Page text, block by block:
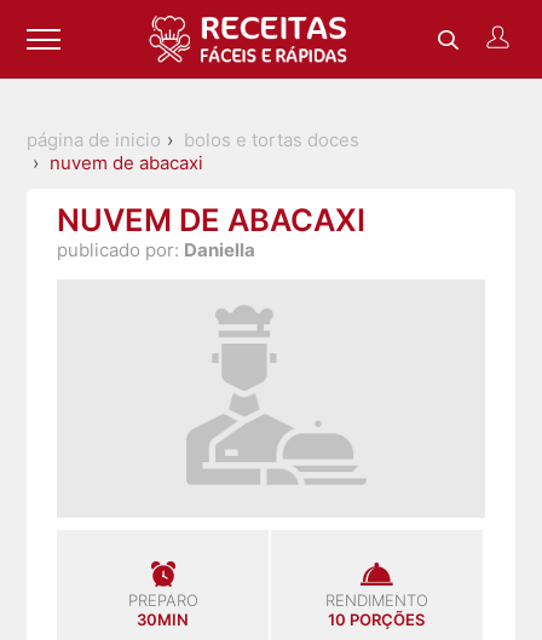
página de inicio
bolos e tortas doces
nuvem de abacaxi
NUVEM DE ABACAXI
publicado por: Daniella
PREPARO
30MIN
RENDIMENTO
10 PORÇÕES